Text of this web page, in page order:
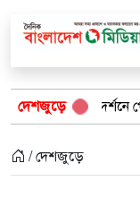
দেশজুড়ে
পৌঁছেছেন প্রধানমন্ত্রী
/ দেশজুড়ে